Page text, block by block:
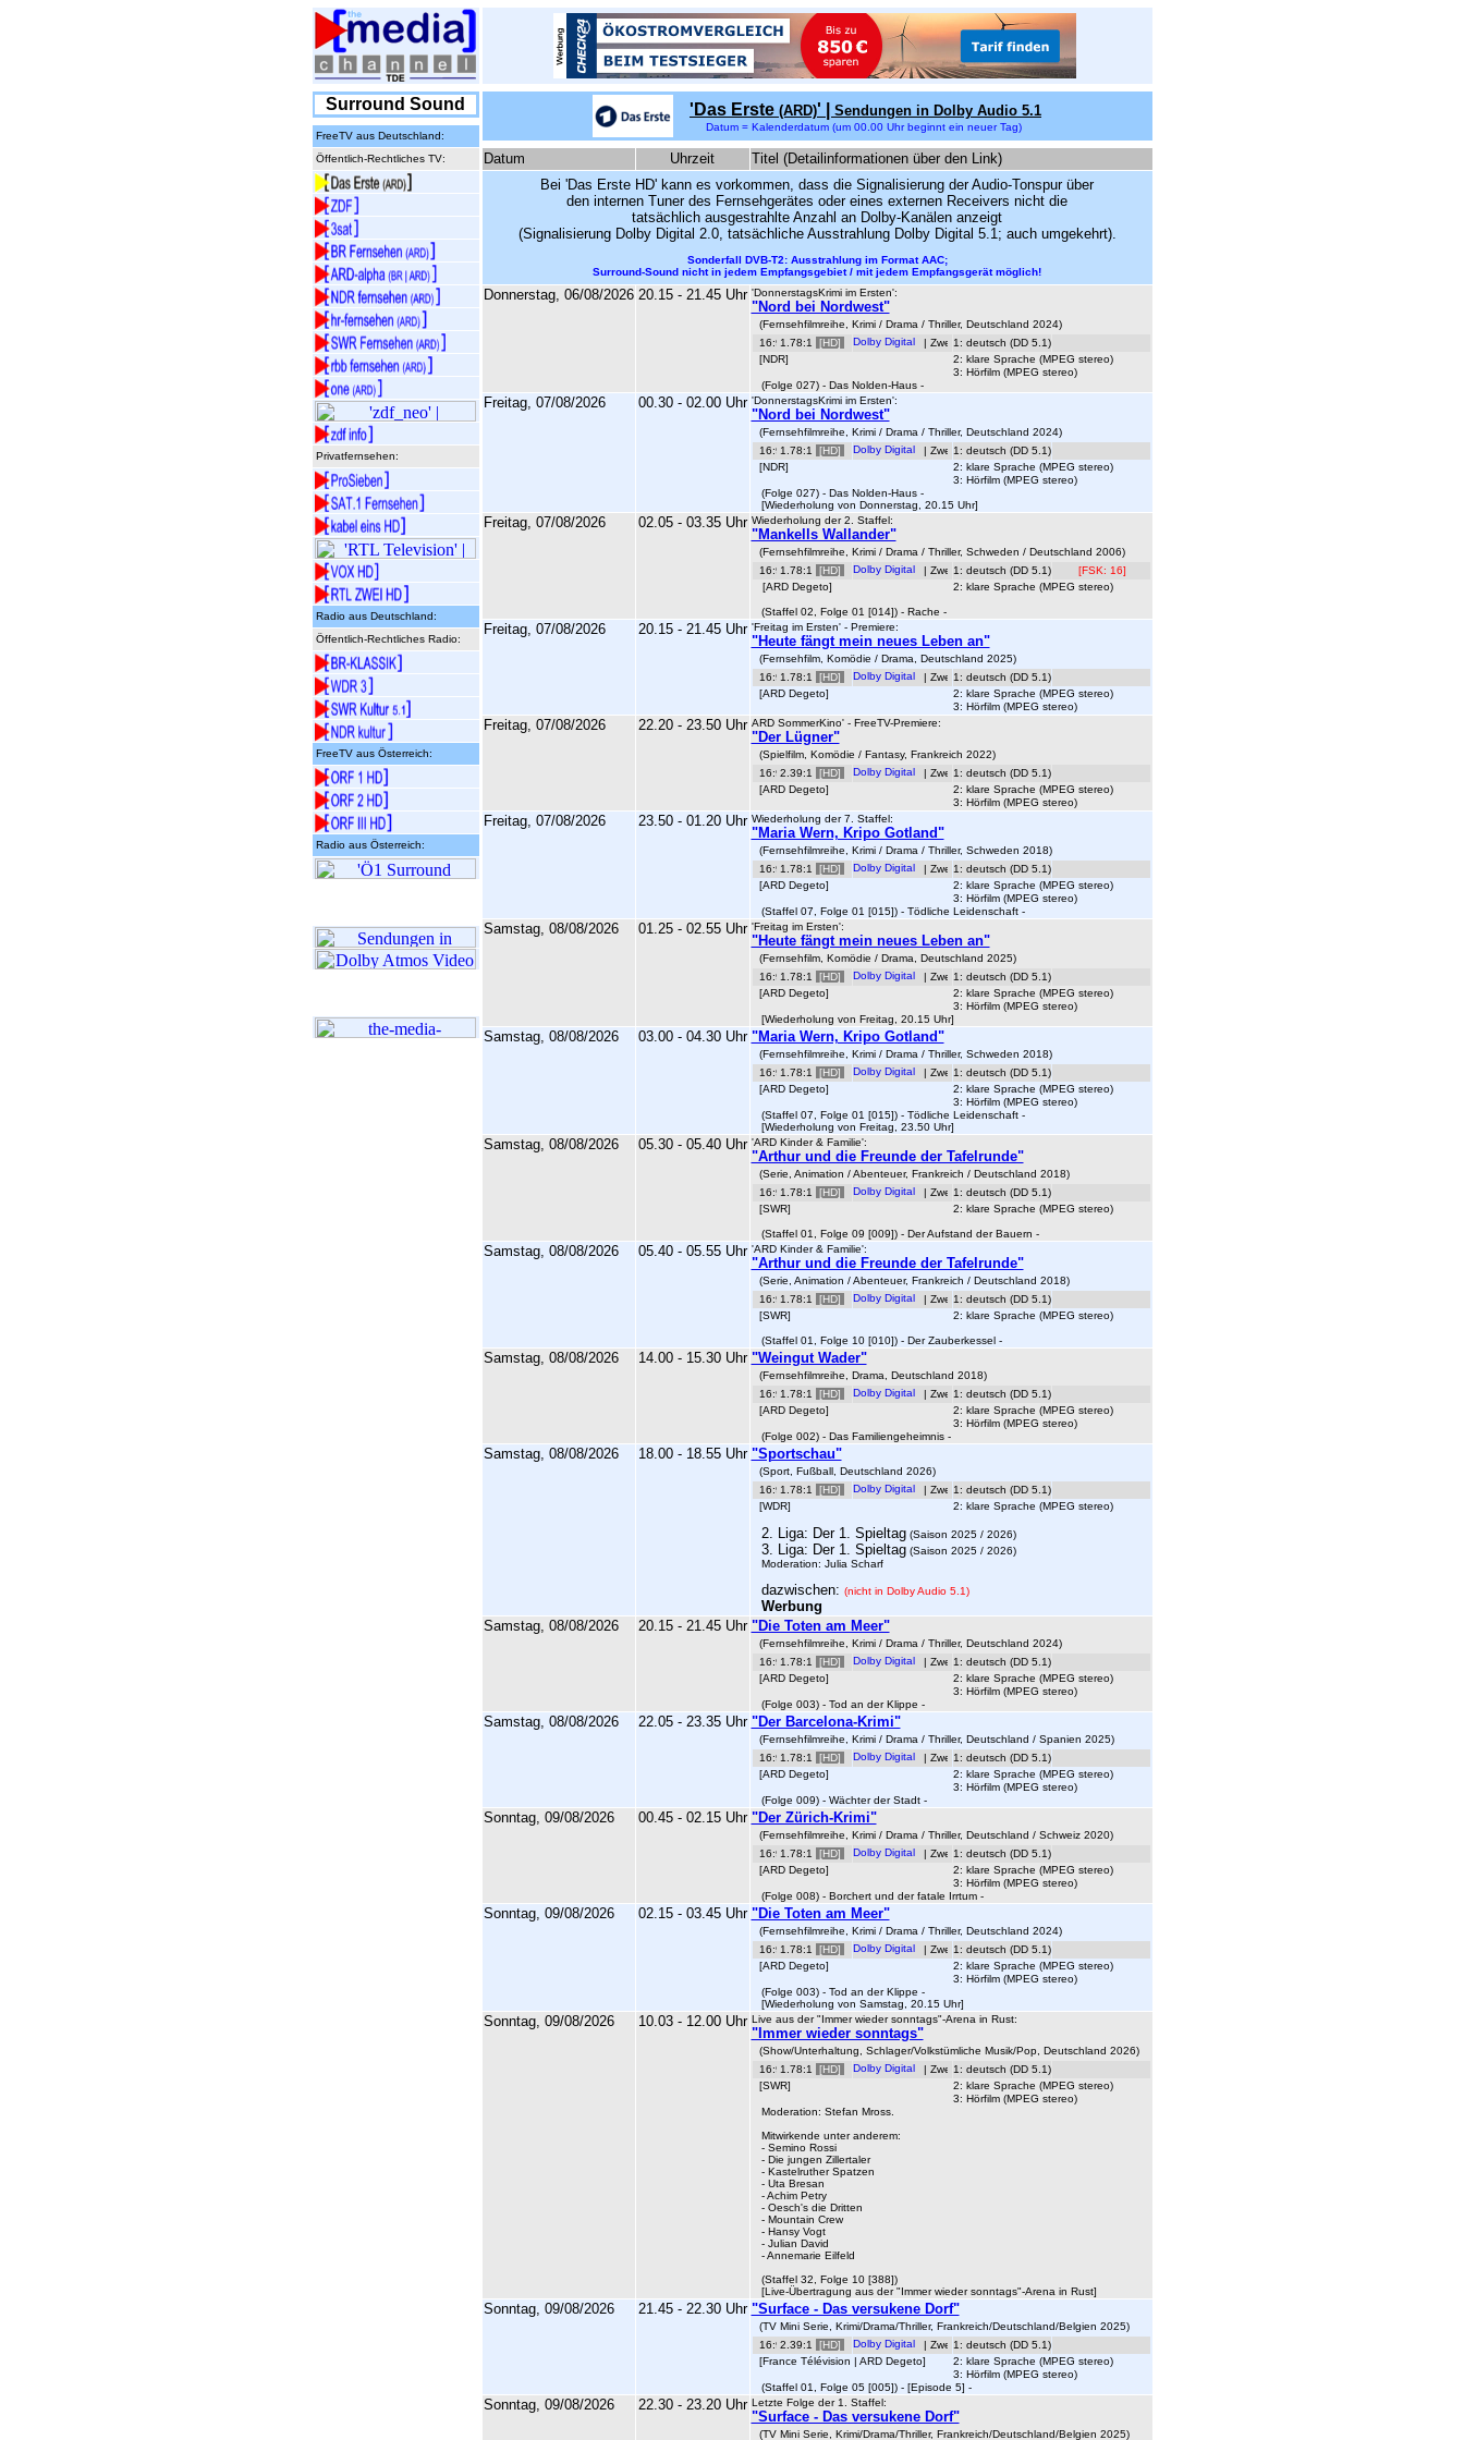
Surround Sound
FreeTV aus Deutschland:
Öffentlich-Rechtliches TV:
Privatfernsehen:
Radio aus Deutschland:
Öffentlich-Rechtliches Radio:
FreeTV aus Österreich:
Radio aus Österreich:
'Das Erste (ARD)' | Sendungen in Dolby Audio 5.1
Datum = Kalenderdatum (um 00.00 Uhr beginnt ein neuer Tag)
Datum Uhrzeit
Titel (Detailinformationen über den Link)
Bei 'Das Erste HD' kann es vorkommen, dass die Signalisierung der Audio-Tonspur über
den internen Tuner des Fernsehgerätes oder eines externen Receivers nicht die
tatsächlich ausgestrahlte Anzahl an Dolby-Kanälen anzeigt
(Signalisierung Dolby Digital 2.0, tatsächliche Ausstrahlung Dolby Digital 5.1; auch umgekehrt).
Sonderfall DVB-T2: Ausstrahlung im Format AAC;
Surround-Sound nicht in jedem Empfangsgebiet / mit jedem Empfangsgerät möglich!
Donnerstag, 06/08/2026 20.15 - 21.45 Uhr 'DonnerstagsKrimi im Ersten':
"Nord bei Nordwest"
(Fernsehfilmreihe, Krimi / Drama / Thriller, Deutschland 2024)
1.78:1
[HD] |
1: deutsch (DD 5.1)
[NDR]
2: klare Sprache (MPEG stereo)
3: Hörfilm (MPEG stereo)
(Folge 027) - Das Nolden-Haus -
Freitag, 07/08/2026 00.30 - 02.00 Uhr 'DonnerstagsKrimi im Ersten':
"Nord bei Nordwest"
(Fernsehfilmreihe, Krimi / Drama / Thriller, Deutschland 2024)
1.78:1
[HD] |
1: deutsch (DD 5.1)
[NDR]
2: klare Sprache (MPEG stereo)
3: Hörfilm (MPEG stereo)
(Folge 027) - Das Nolden-Haus -
[Wiederholung von Donnerstag, 20.15 Uhr]
Freitag, 07/08/2026 02.05 - 03.35 Uhr Wiederholung der 2. Staffel:
"Mankells Wallander"
(Fernsehfilmreihe, Krimi / Drama / Thriller, Schweden / Deutschland 2006)
1.78:1
[HD] | 1: deutsch (DD 5.1)
[FSK: 16]
[ARD Degeto]
2: klare Sprache (MPEG stereo)
(Staffel 02, Folge 01 [014]) - Rache -
Freitag, 07/08/2026 20.15 - 21.45 Uhr 'Freitag im Ersten' - Premiere:
"Heute fängt mein neues Leben an"
(Fernsehfilm, Komödie / Drama, Deutschland 2025)
1.78:1
[HD] |
1: deutsch (DD 5.1)
[ARD Degeto]
2: klare Sprache (MPEG stereo)
3: Hörfilm (MPEG stereo)
Freitag, 07/08/2026 22.20 - 23.50 Uhr ARD SommerKino' - FreeTV-Premiere:
"Der Lügner"
(Spielfilm, Komödie / Fantasy, Frankreich 2022)
2.39:1
[HD] |
1: deutsch (DD 5.1)
[ARD Degeto]
2: klare Sprache (MPEG stereo)
3: Hörfilm (MPEG stereo)
Freitag, 07/08/2026 23.50 - 01.20 Uhr Wiederholung der 7. Staffel:
"Maria Wern, Kripo Gotland"
(Fernsehfilmreihe, Krimi / Drama / Thriller, Schweden 2018)
1.78:1
[HD] |
1: deutsch (DD 5.1)
[ARD Degeto]
2: klare Sprache (MPEG stereo)
3: Hörfilm (MPEG stereo)
(Staffel 07, Folge 01 [015]) - Tödliche Leidenschaft -
Samstag, 08/08/2026 01.25 - 02.55 Uhr 'Freitag im Ersten':
"Heute fängt mein neues Leben an"
(Fernsehfilm, Komödie / Drama, Deutschland 2025)
1.78:1
[HD] |
1: deutsch (DD 5.1)
[ARD Degeto]
2: klare Sprache (MPEG stereo)
3: Hörfilm (MPEG stereo)
[Wiederholung von Freitag, 20.15 Uhr]
Samstag, 08/08/2026 03.00 - 04.30 Uhr "Maria Wern, Kripo Gotland"
(Fernsehfilmreihe, Krimi / Drama / Thriller, Schweden 2018)
1.78:1
[HD] |
1: deutsch (DD 5.1)
[ARD Degeto]
2: klare Sprache (MPEG stereo)
3: Hörfilm (MPEG stereo)
(Staffel 07, Folge 01 [015]) - Tödliche Leidenschaft -
[Wiederholung von Freitag, 23.50 Uhr]
Samstag, 08/08/2026 05.30 - 05.40 Uhr 'ARD Kinder & Familie':
"Arthur und die Freunde der Tafelrunde"
(Serie, Animation / Abenteuer, Frankreich / Deutschland 2018)
1.78:1
[HD] |
1: deutsch (DD 5.1)
[SWR]
2: klare Sprache (MPEG stereo)
(Staffel 01, Folge 09 [009]) - Der Aufstand der Bauern -
Samstag, 08/08/2026 05.40 - 05.55 Uhr 'ARD Kinder & Familie':
"Arthur und die Freunde der Tafelrunde"
(Serie, Animation / Abenteuer, Frankreich / Deutschland 2018)
1.78:1
[HD] |
1: deutsch (DD 5.1)
[SWR]
2: klare Sprache (MPEG stereo)
(Staffel 01, Folge 10 [010]) - Der Zauberkessel-
Samstag, 08/08/2026 14.00 - 15.30 Uhr "Weingut Wader"
(Fernsehfilmreihe, Drama, Deutschland 2018)
1.78:1
[HD] |
1: deutsch (DD 5.1)
[ARD Degeto]
2: klare Sprache (MPEG stereo)
3: Hörfilm (MPEG stereo)
(Folge 002) - Das Familiengeheimnis -
Samstag, 08/08/2026 18.00 - 18.55 Uhr "Sportschau"
(Sport, Fußball, Deutschland 2026)
1.78:1
[HD] |
1: deutsch (DD 5.1)
[WDR]
2: klare Sprache (MPEG stereo)
2. Liga: Der 1. Spieltag(Saison 2025 / 2026)
3. Liga: Der 1. Spieltag(Saison 2025 / 2026)
Moderation: Julia Scharf
dazwischen: (nicht in Dolby Audio 5.1)
Werbung
Samstag, 08/08/2026
20.15 - 21.45 Uhr "Die Toten am Meer"
(Fernsehfilmreihe, Krimi / Drama / Thriller, Deutschland 2024)
1.78:1
[HD] |
1: deutsch (DD 5.1)
[ARD Degeto]
2: klare Sprache (MPEG stereo)
3: Hörfilm (MPEG stereo)
(Folge 003) - Tod an der Klippe -
Samstag, 08/08/2026 22.05 - 23.35 Uhr "Der Barcelona-Krimi"
(Fernsehfilmreihe, Krimi / Drama / Thriller, Deutschland / Spanien 2025)
1.78:1
[HD] |
1: deutsch (DD 5.1)
[ARD Degeto]
2: klare Sprache (MPEG stereo)
3: Hörfilm (MPEG stereo)
(Folge 009) - Wächter der Stadt -
Sonntag, 09/08/2026 00.45 - 02.15 Uhr "Der Zürich-Krimi"
(Fernsehfilmreihe, Krimi / Drama / Thriller, Deutschland / Schweiz 2020)
1.78:1
[HD] |
1: deutsch (DD 5.1)
[ARD Degeto]
2: klare Sprache (MPEG stereo)
3: Hörfilm (MPEG stereo)
(Folge 008) - Borchert und der fatale Irrtum -
Sonntag, 09/08/2026 02.15 - 03.45 Uhr "Die Toten am Meer"
(Fernsehfilmreihe, Krimi / Drama / Thriller, Deutschland 2024)
1.78:1
[HD] |
1: deutsch (DD 5.1)
[ARD Degeto]
2: klare Sprache (MPEG stereo)
3: Hörfilm (MPEG stereo)
(Folge 003) - Tod an der Klippe -
[Wiederholung von Samstag, 20.15 Uhr]
Sonntag, 09/08/2026 10.03 - 12.00 Uhr Live aus der "Immer wieder sonntags"-Arena in Rust:
"Immer wieder sonntags"
(Show/Unterhaltung, Schlager/Volkstümliche Musik/Pop, Deutschland 2026)
1.78:1
[HD] |
1: deutsch (DD 5.1)
[SWR]
2: klare Sprache (MPEG stereo)
3: Hörfilm (MPEG stereo)
Moderation: Stefan Mross.
Mitwirkende unter anderem:
- Semino Rossi
- Die jungen Zillertaler
- Kastelruther Spatzen
- Uta Bresan
- Achim Petry
- Oesch's die Dritten
- Mountain Crew
- Hansy Vogt
- Julian David
- Annemarie Eilfeld
(Staffel 32, Folge 10 [388])
[Live-Übertragung aus der "Immer wieder sonntags"-Arena in Rust]
Sonntag, 09/08/2026 21.45 - 22.30 Uhr "Surface - Das versukene Dorf"
(TV Mini Serie, Krimi/Drama/Thriller, Frankreich/Deutschland/Belgien 2025)
2.39:1
[HD] |
1: deutsch (DD 5.1)
[France Télévision | ARD Degeto]
2: klare Sprache (MPEG stereo)
3: Hörfilm (MPEG stereo)
(Staffel 01, Folge 05 [005]) - [Episode 5] -
Sonntag, 09/08/2026 22.30 - 23.20 Uhr Letzte Folge der 1. Staffel:
"Surface - Das versukene Dorf"
(TV Mini Serie, Krimi/Drama/Thriller, Frankreich/Deutschland/Belgien 2025)